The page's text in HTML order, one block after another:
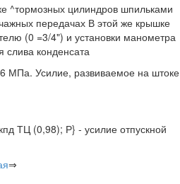
^тормозных цилиндров шпильками
передачах В этой же крышке
(0 =3/4") и установки манометра
конденсата
МПа. Усилие, развиваемое на штоке
ТЦ (0,98); Р} - усилие отпускной
⇒